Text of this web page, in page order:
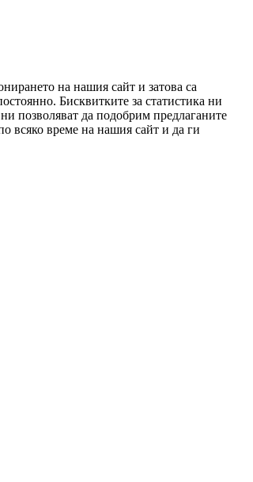
на нашия сайт и затова са
Бисквитките за статистика ни
позволяват да подобрим предлаганите
всяко време на нашия сайт и да ги